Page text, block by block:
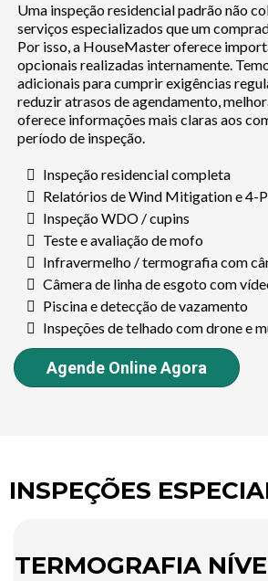
Uma inspeção residencial padrão não
serviços especializados que um
Por isso, a HouseMaster oferece
opcionais realizadas internamente.
adicionais para cumprir exigências
reduzir atrasos de agendamento,
oferece informações mais claras aos
período de inspeção.
Inspeção residencial completa
Relatórios de Wind Mitigation e 4-
Inspeção WDO / cupins
Teste e avaliação de mofo
Infravermelho / termografia com
Câmera de linha de esgoto com
Piscina e detecção de vazamento
Inspeções de telhado com drone e
Agende Online Agora
INSPEÇÕES
TERMOGRAFIA